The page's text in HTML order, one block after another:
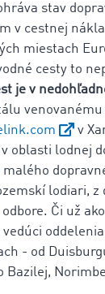
stav
v cestnej
miestach
cesty to
je v
v
oblasti lodnej
lodiari, z
Či už
- od
Bazilej,